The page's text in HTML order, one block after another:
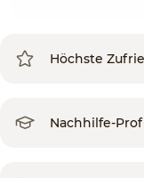
Höchste
Nachhilfe-